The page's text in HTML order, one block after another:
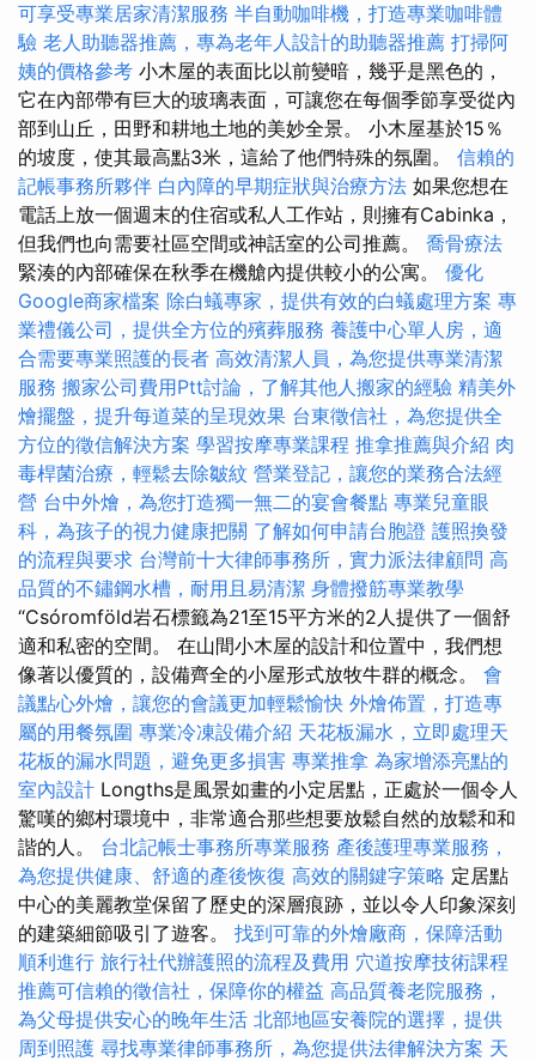
可享受專業居家清潔服務 半自動咖啡機，打造專業咖啡體
驗 老人助聽器推薦，專為老年人設計的助聽器推薦 打掃阿
姨的價格參考 小木屋的表面比以前變暗，幾乎是黑色的，
它在內部帶有巨大的玻璃表面，可讓您在每個季節享受從內
部到山丘，田野和耕地土地的美妙全景。 小木屋基於15％
的坡度，使其最高點3米，這給了他們特殊的氛圍。 信賴的
記帳事務所夥伴 白內障的早期症狀與治療方法 如果您想在
電話上放一個週末的住宿或私人工作站，則擁有Cabinka，
但我們也向需要社區空間或神話室的公司推薦。 喬骨療法
緊湊的內部確保在秋季在機艙內提供較小的公寓。 優化
Google商家檔案 除白蟻專家，提供有效的白蟻處理方案 專
業禮儀公司，提供全方位的殯葬服務 養護中心單人房，適
合需要專業照護的長者 高效清潔人員，為您提供專業清潔
服務 搬家公司費用Ptt討論，了解其他人搬家的經驗 精美外
燴擺盤，提升每道菜的呈現效果 台東徵信社，為您提供全
方位的徵信解決方案 學習按摩專業課程 推拿推薦與介紹 肉
毒桿菌治療，輕鬆去除皺紋 營業登記，讓您的業務合法經
營 台中外燴，為您打造獨一無二的宴會餐點 專業兒童眼
科，為孩子的視力健康把關 了解如何申請台胞證 護照換發
的流程與要求 台灣前十大律師事務所，實力派法律顧問 高
品質的不鏽鋼水槽，耐用且易清潔 身體撥筋專業教學
“Csóromföld岩石標籤為21至15平方米的2人提供了一個舒
適和私密的空間。 在山間小木屋的設計和位置中，我們想
像著以優質的，設備齊全的小屋形式放牧牛群的概念。 會
議點心外燴，讓您的會議更加輕鬆愉快 外燴佈置，打造專
屬的用餐氛圍 專業冷凍設備介紹 天花板漏水，立即處理天
花板的漏水問題，避免更多損害 專業推拿 為家增添亮點的
室內設計 Longths是風景如畫的小定居點，正處於一個令人
驚嘆的鄉村環境中，非常適合那些想要放鬆自然的放鬆和和
諧的人。 台北記帳士事務所專業服務 產後護理專業服務，
為您提供健康、舒適的產後恢復 高效的關鍵字策略 定居點
中心的美麗教堂保留了歷史的深層痕跡，並以令人印象深刻
的建築細節吸引了遊客。 找到可靠的外燴廠商，保障活動
順利進行 旅行社代辦護照的流程及費用 穴道按摩技術課程
推薦可信賴的徵信社，保障你的權益 高品質養老院服務，
為父母提供安心的晚年生活 北部地區安養院的選擇，提供
周到照護 尋找專業律師事務所，為您提供法律解決方案 天